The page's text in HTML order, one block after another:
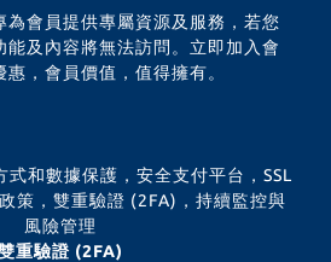
為會員提供專屬資源及服務，若您
能及內容將無法訪問。立即加入會
，會員價值，值得擁有。
式和數據保護，安全支付平台，SSL
策，雙重驗證 (2FA)，持續監控與
風險管理
重驗證 (2FA)